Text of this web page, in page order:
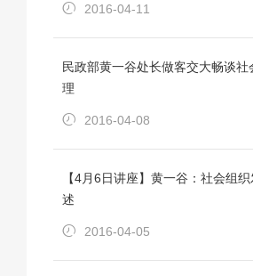
2016-04-11
民政部黄一谷处长做客交大畅谈社
理
2016-04-08
【4月6日讲座】黄一谷：社会组
述
2016-04-05